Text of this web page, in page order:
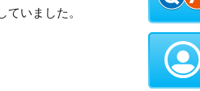
いました。